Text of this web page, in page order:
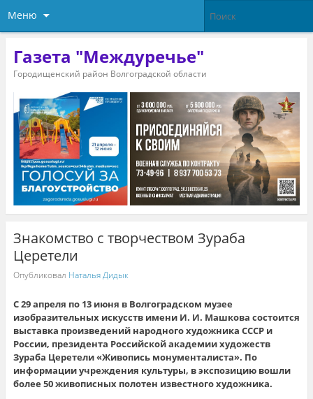
Меню
Газета "Междуречье"
Городищенский район Волгоградской области
Знакомство с творчеством Зураба
Церетели
Опубликовал Наталья Дидык
С 29 апреля по 13 июня в Волгоградском музее
изобразительных искусств имени И. И. Машкова состоится
выставка произведений народного художника СССР и
России, президента Российской академии художеств
Зураба Церетели «Живопись монументалиста». По
информации учреждения культуры, в экспозицию вошли
более 50 живописных полотен известного художника.